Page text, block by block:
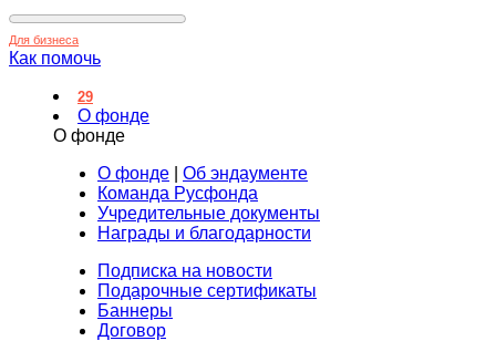
Для бизнеса
Как помочь
29
О фонде
О фонде
О фонде
Об эндаументе
Команда Русфонда
Учредительные документы
Награды и благодарности
Подписка на новости
Подарочные сертификаты
Баннеры
Договор